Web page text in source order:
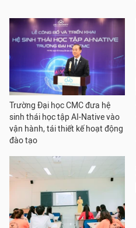
Trường Đại học CMC đưa hệ
sinh thái học tập AI-Native vào
vận hành, tái thiết kế hoạt động
đào tạo